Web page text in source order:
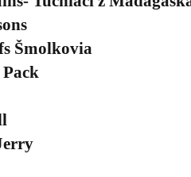
Šmolkovia